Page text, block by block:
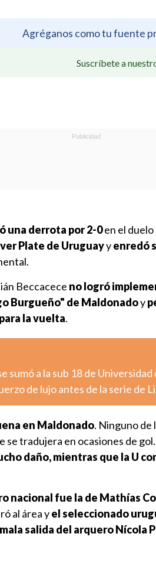
Agréganos como tu fuente
Suscríbete a
una derrota por 2-0en el duelo
Plate de Uruguayyenredó
Beccacece no logró
Burgueño" de Maldonadoy
la vuelta.
sumó a la sub 18 de Universidad
de lujo antes de la serie de
en Maldonado. Ninguno de
se tradujera en ocasiones de gol.
daño, mientras que la U
nacional fue la de Mathías
al área yel seleccionado
salida del arquero Nícola